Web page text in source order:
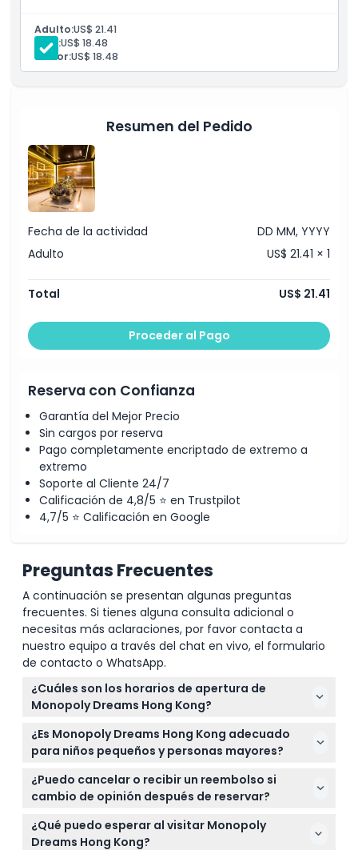
Exclusiones
Cosas a Saber
Ubicación
Cómo Llegar
Cómo Canjear
Política de Cancelación
Adulto:US$ 21.41
Niño:US$ 18.48
Senior:US$ 18.48
Resumen del Pedido
Fecha de la actividad
DD MM, YYYY
Adulto
US$ 21.41 × 1
Total US$ 21.41
Proceder al Pago
Reserva con Confianza
Garantía del Mejor Precio
Sin cargos por reserva
Pago completamente encriptado de extremo a
extremo
Soporte al Cliente 24/7
Calificación de 4,8/5 ⭐ en Trustpilot
4,7/5 ⭐ Calificación en Google
Preguntas Frecuentes
A continuación se presentan algunas preguntas
frecuentes. Si tienes alguna consulta adicional o
necesitas más aclaraciones, por favor contacta a
nuestro equipo a través del chat en vivo, el formulario
de contacto o WhatsApp.
¿Cuáles son los horarios de apertura de
Monopoly Dreams Hong Kong?
Monopoly Dreams Hong Kong está abierto todos los
días de 10:00 a.m. a 8:00 p.m., con la última entrada
permitida a las 7:00 p.m. (sujeto a cambios — por
favor confirme al momento de la reserva).
¿Es Monopoly Dreams Hong Kong adecuado
para niños pequeños y personas mayores?
Sí, los niños menores de 3 años entran gratis, con
boletos para niños de 3 a 11 años, y los adultos
mayores pagan la tarifa de boleto para niños.
¿Puedo cancelar o recibir un reembolso si
cambio de opinión después de reservar?
Los boletos para Monopoly Dreams Hong Kong no
son reembolsables ni cancelables, así que
¿Qué puedo esperar al visitar Monopoly
Dreams Hong Kong?